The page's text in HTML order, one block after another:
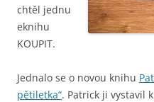
chtěl jednu
eknihu
KOUPIT.
Jednalo se o novou knihu
pětiletka“. Patrick ji vystavil